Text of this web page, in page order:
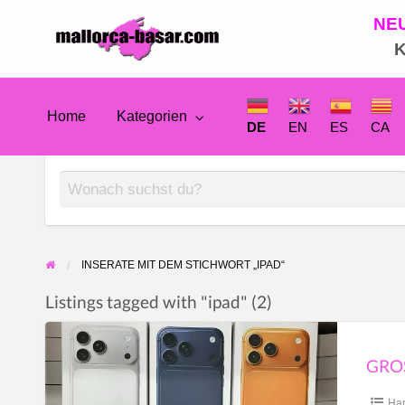
Home Kategorien
DE EN ES CA
INSERATE MIT DEM STICHWORT „IPAD“
Listings tagged with "ipad" (2)
Großhandel
mit
iPhone